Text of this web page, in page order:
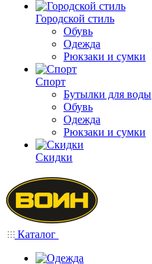
Городской стиль
Обувь
Одежда
Рюкзаки и сумки
Спорт
Бутылки для воды
Обувь
Одежда
Рюкзаки и сумки
Скидки
Каталог